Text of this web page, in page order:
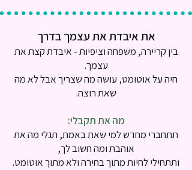
את איבדת את עצמך בדרך
בין קריירה, משפחה וציפיות - איבדת קצת את
עצמך.
חיה על אוטומט, עושה מה שצריך אבל לא מה
שאת רוצה.
מה את תקבלי:
תתחברי מחדש למי שאת באמת, תגלי מה את
אוהבת ומה חשוב לך,
ותתחילי לחיות מתוך בחירה ולא מתוך אוטומט.